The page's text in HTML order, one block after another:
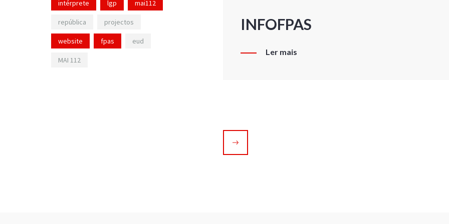
INFOFPAS
Ler mais
intérprete lgp mai112
república projectos
website fpas eud
MAI 112